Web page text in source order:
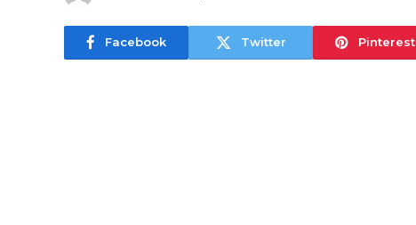
Facebook Twitter Pinterest